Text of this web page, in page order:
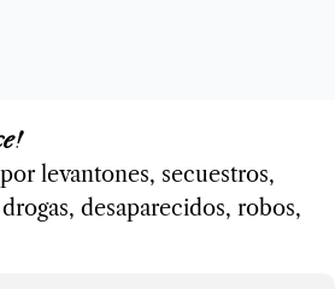
levan­to­nes, secues­tros,
desa­pa­re­ci­dos, robos,